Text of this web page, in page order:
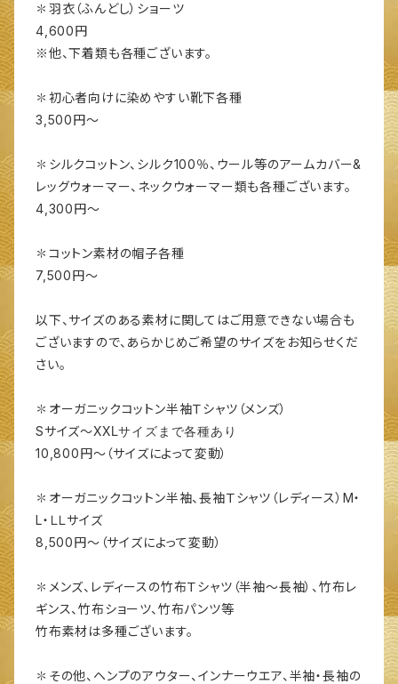
✽羽衣（ふんどし）ショーツ
4,600円
※他、下着類も各種ございます。
✽初心者向けに染めやすい靴下各種
3,500円〜
✽シルクコットン、シルク100％、ウール等のアームカバー&
レッグウォーマー、ネックウォーマー類も各種ございます。
4,300円〜
✽コットン素材の帽子各種
7,500円～
以下、サイズのある素材に関してはご用意できない場合も
ございますので、あらかじめご希望のサイズをお知らせくだ
さい。
✽オーガニックコットン半袖Ｔシャツ（メンズ）
Sサイズ〜XXLサイズまで各種あり
10,800円〜（サイズによって変動）
✽オーガニックコットン半袖、長袖Ｔシャツ（レディース）M・
L・ＬＬサイズ
8,500円～（サイズによって変動）
✽メンズ、レディースの竹布Ｔシャツ（半袖～長袖）、竹布レ
ギンス、竹布ショーツ、竹布パンツ等
竹布素材は多種ございます。
✽その他、ヘンプのアウター、インナーウエア、半袖・長袖の